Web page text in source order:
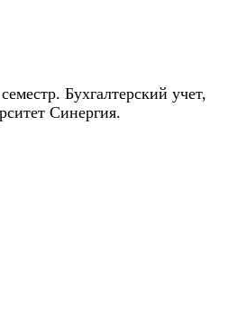
Бухгалтерский учет,
Синергия.